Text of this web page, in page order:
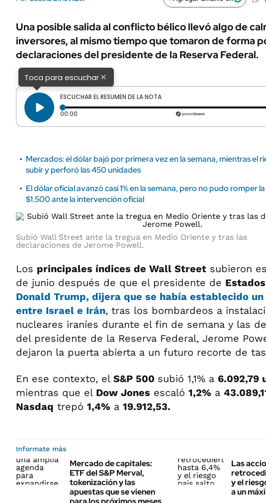
ÁMBITO DEBATE
URUGUAY
Una posible salida al conflicto bélico llevó algo de
inversores, al mismo tiempo que tomaron de forma
declaraciones del presidente de la Reserva Federal.
Toca para escuchar×
ESCUCHAR EL RESUMEN DE LA NOTA
00:00 Tiempo transcurrido: 0 segundos
Mercados: el dólar bajó por primera vez en la semana, mientras el
subir y perforó las 450 unidades
El dólar oficial avanzó casi 1% en la semana, pero no pudo romper
$1.500 ante la intervención oficial
Subió Wall Street ante la tregua en Medio Oriente y tras las
declaraciones de Jerome Powell.
Los principales índices de Wall Street subieron
de junio después de que el presidente de
Donald Trump, dijera que se había establecido un
entre Israel e Irán, tras los bombardeos a
nucleares iraníes durante el fin de semana y las
del presidente de la Reserva Federal, Jerome
dejaron la puerta abierta a un futuro recorte de
En ese contexto, el S&P 500 subió 1,1% a 6.092,79
mientras que el Dow Jones escaló 1,2% a
Nasdaq trepó 1,4% a 19.912,53.
Informate más
Mercado de capitales:
ETF del S&P Merval,
tokenización y las
apuestas que se vienen
Las
y el
a un